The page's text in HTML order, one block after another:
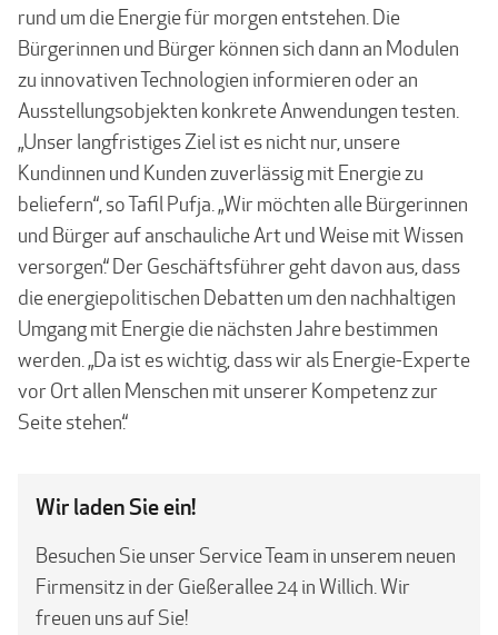
rund um die Energie für morgen entstehen. Die
Bürgerinnen und Bürger können sich dann an Modulen
zu innovativen Technologien informieren oder an
Ausstellungsobjekten konkrete Anwendungen testen.
„Unser langfristiges Ziel ist es nicht nur, unsere
Kundinnen und Kunden zuverlässig mit Energie zu
beliefern“, so Tafil Pufja. „Wir möchten alle Bürgerinnen
und Bürger auf anschauliche Art und Weise mit Wissen
versorgen.“ Der Geschäftsführer geht davon aus, dass
die energiepolitischen Debatten um den nachhaltigen
Umgang mit Energie die nächsten Jahre bestimmen
werden. „Da ist es wichtig, dass wir als Energie-Experte
vor Ort allen Menschen mit unserer Kompetenz zur
Seite stehen.“
Wir laden Sie ein!
Besuchen Sie unser Service Team in unserem neuen
Firmensitz in der Gießerallee 24 in Willich. Wir
freuen uns auf Sie!